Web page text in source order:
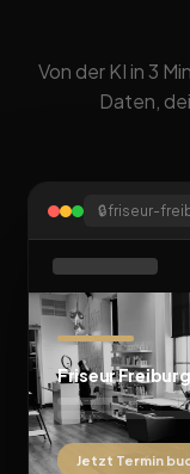
Von der KI in 3
Daten,
🔒friseur-
Friseur Freiburg
Jetzt Termin